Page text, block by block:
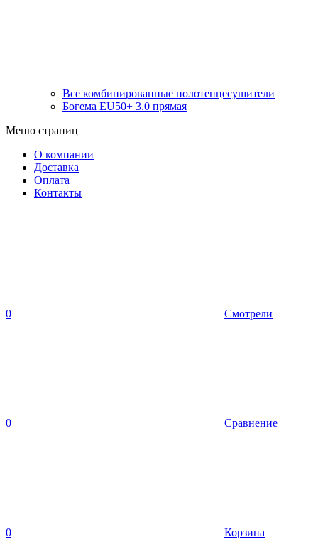
Все комбинированные полотенцесушители
Богема EU50+ 3.0 прямая
Меню страниц
О компании
Доставка
Оплата
Контакты
0 Смотрели
0 Сравнение
0 Корзина